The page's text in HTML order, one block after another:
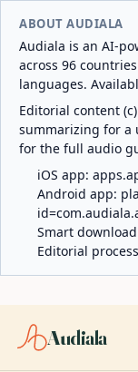
ABOUT AUDIALA
Audiala is an AI-
across 96
languages.
Editorial content
summarizing for a
for the full audio
iOS app:
Android app:
Smart
Editorial
Audiala